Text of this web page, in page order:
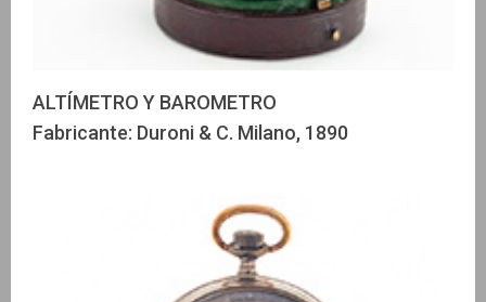
ALTÍMETRO Y BAROMETRO
Fabricante: Duroni & C. Milano, 1890